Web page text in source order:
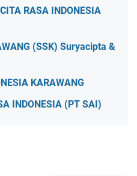
RASA INDONESIA
(SSK) Suryacipta &
KARAWANG
INDONESIA (PT SAI)